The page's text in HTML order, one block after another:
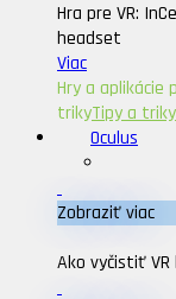
Hra pre VR:
headset
Viac
Hry a aplikácie
trikyTipy a triky
Oculus
Zobraziť viac
Ako vyčistiť